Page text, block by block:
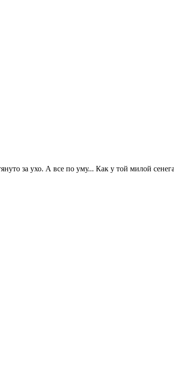
за ухо. А все по уму... Как у той милой